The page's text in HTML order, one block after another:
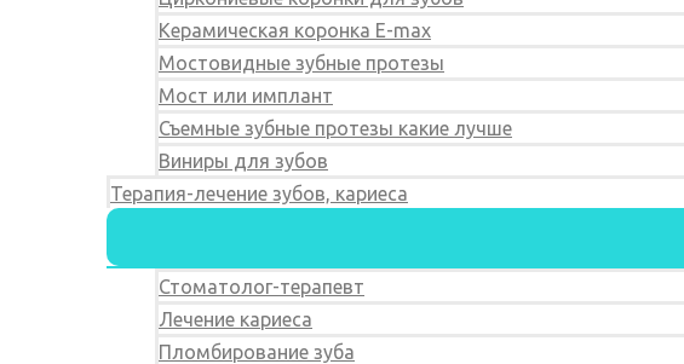
Керамическая коронка E-max
Мостовидные зубные протезы
Мост или имплант
Съемные зубные протезы какие лучше
Виниры для зубов
Терапия-лечение зубов, кариеса
Стоматолог-терапевт
Лечение кариеса
Пломбирование зуба